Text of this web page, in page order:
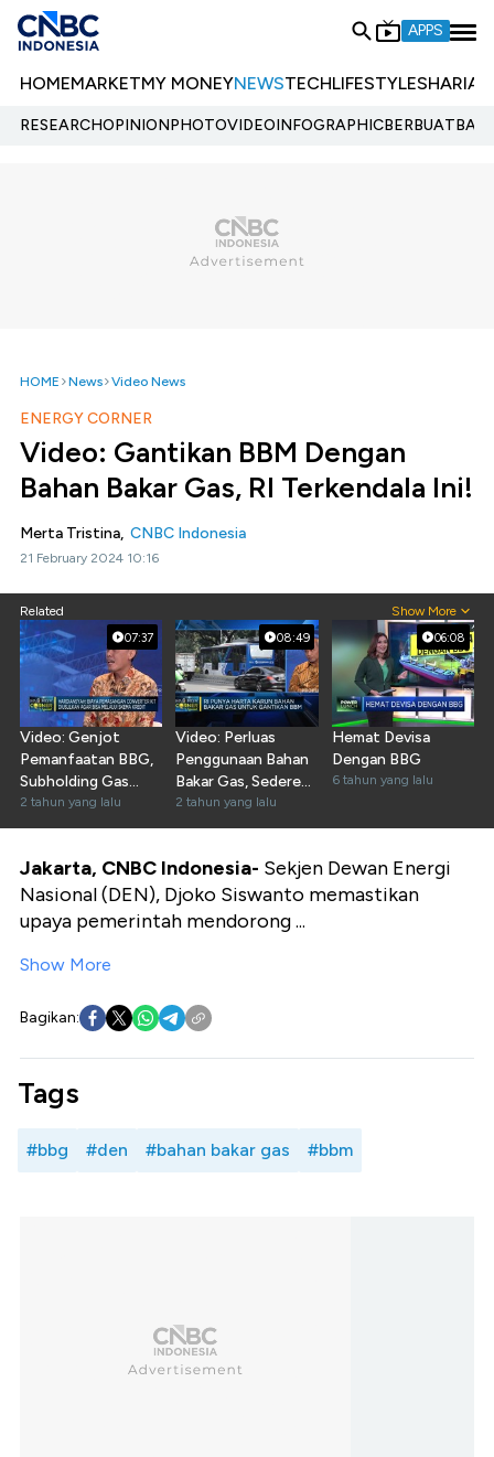
APPS
HOMEMARKETMY MONEYNEWSTECHLIFESTYLESHARIA
RESEARCHOPINIONPHOTOVIDEOINFOGRAPHIC
HOME News Video News
ENERGY CORNER
Video: Gantikan BBM Dengan
Bahan Bakar Gas, RI Terkendala Ini!
Merta Tristina, CNBC Indonesia
21 February 2024 10:16
Related Show More
07:37
Video: Genjot
Pemanfaatan BBG,
Subholding Gas
Pertamina
Dihadapkan Ini
2 tahun yang lalu
08:49
Video: Perluas
Penggunaan Bahan
Bakar Gas, Sederet
Insentif Ditebar
2 tahun yang lalu
06:08
Hemat Devisa
Dengan BBG
6 tahun yang lalu
Jakarta, CNBC Indonesia- Sekjen Dewan Energi
Nasional (DEN), Djoko Siswanto memastikan
upaya pemerintah mendorong ...
Show More
Bagikan:
Tags
#bbg #den #bahan bakar gas #bbm